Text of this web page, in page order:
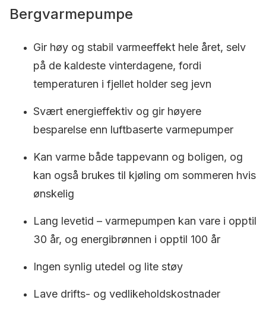
Bergvarmepumpe
Gir høy og stabil varmeeffekt hele året, selv
på de kaldeste vinterdagene, fordi
temperaturen i fjellet holder seg jevn
Svært energieffektiv og gir høyere
besparelse enn luftbaserte varmepumper
Kan varme både tappevann og boligen, og
kan også brukes til kjøling om sommeren hvis
ønskelig
Lang levetid – varmepumpen kan vare i opptil
30 år, og energibrønnen i opptil 100 år
Ingen synlig utedel og lite støy
Lave drifts- og vedlikeholdskostnader